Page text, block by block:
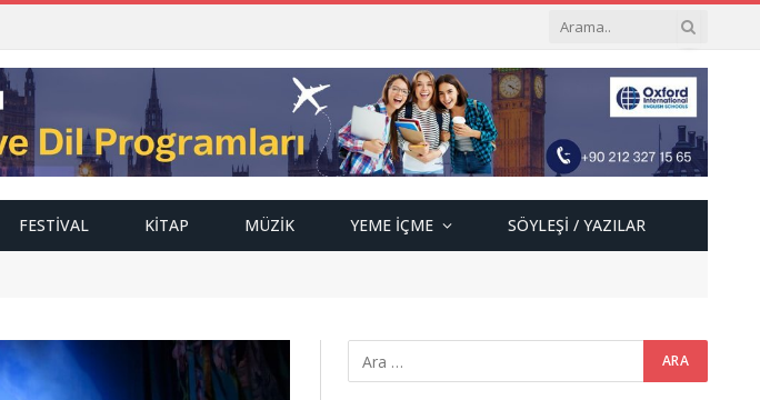
FESTIVAL KITAP MÜZIK YEME İÇME SÖYLEŞI / YAZILAR